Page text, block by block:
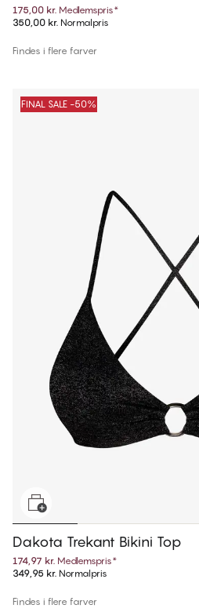
175,00 kr. Medlemspris*
350,00 kr. Normalpris
Findes i flere farver
FINAL SALE -50%
Dakota Trekant Bikini Top
174,97 kr. Medlemspris*
349,95 kr. Normalpris
Findes i flere farver